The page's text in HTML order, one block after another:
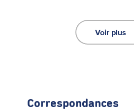
Voir plus
Correspondances